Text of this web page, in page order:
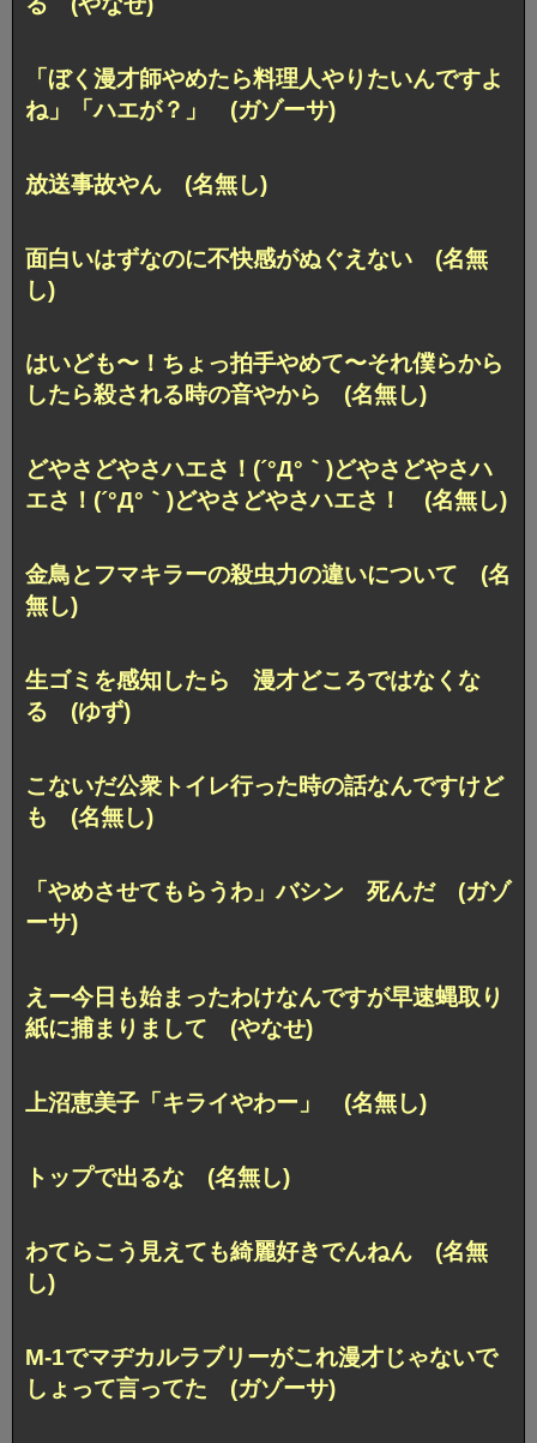
「ぼく漫才師やめたら料理人やりたいんですよ
ね」「ハエが？」 (ガゾーサ)
放送事故やん (名無し)
面白いはずなのに不快感がぬぐえない (名無
し)
はいども〜！ちょっ拍手やめて〜それ僕らから
したら殺される時の音やから (名無し)
どやさどやさハエさ！(´°Д°｀)どやさどやさハ
エさ！(´°Д°｀)どやさどやさハエさ！ (名無し)
金鳥とフマキラーの殺虫力の違いについて (名
無し)
生ゴミを感知したら 漫才どころではなくな
る (ゆず)
こないだ公衆トイレ行った時の話なんですけど
も (名無し)
「やめさせてもらうわ」バシン 死んだ (ガゾ
ーサ)
えー今日も始まったわけなんですが早速蝿取り
紙に捕まりまして (やなせ)
上沼恵美子「キライやわー」 (名無し)
トップで出るな (名無し)
わてらこう見えても綺麗好きでんねん (名無
し)
M-1でマヂカルラブリーがこれ漫才じゃないで
しょって言ってた (ガゾーサ)